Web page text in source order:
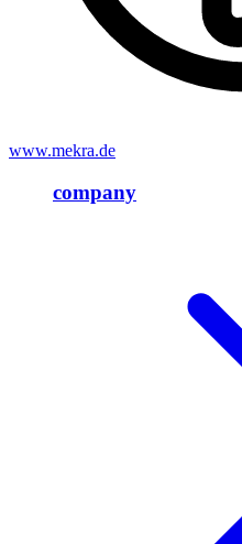
www.mekra.de
company